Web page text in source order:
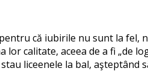
că iubirile nu sunt la
calitate, aceea de a fi „de
liceenele la bal, aşteptând